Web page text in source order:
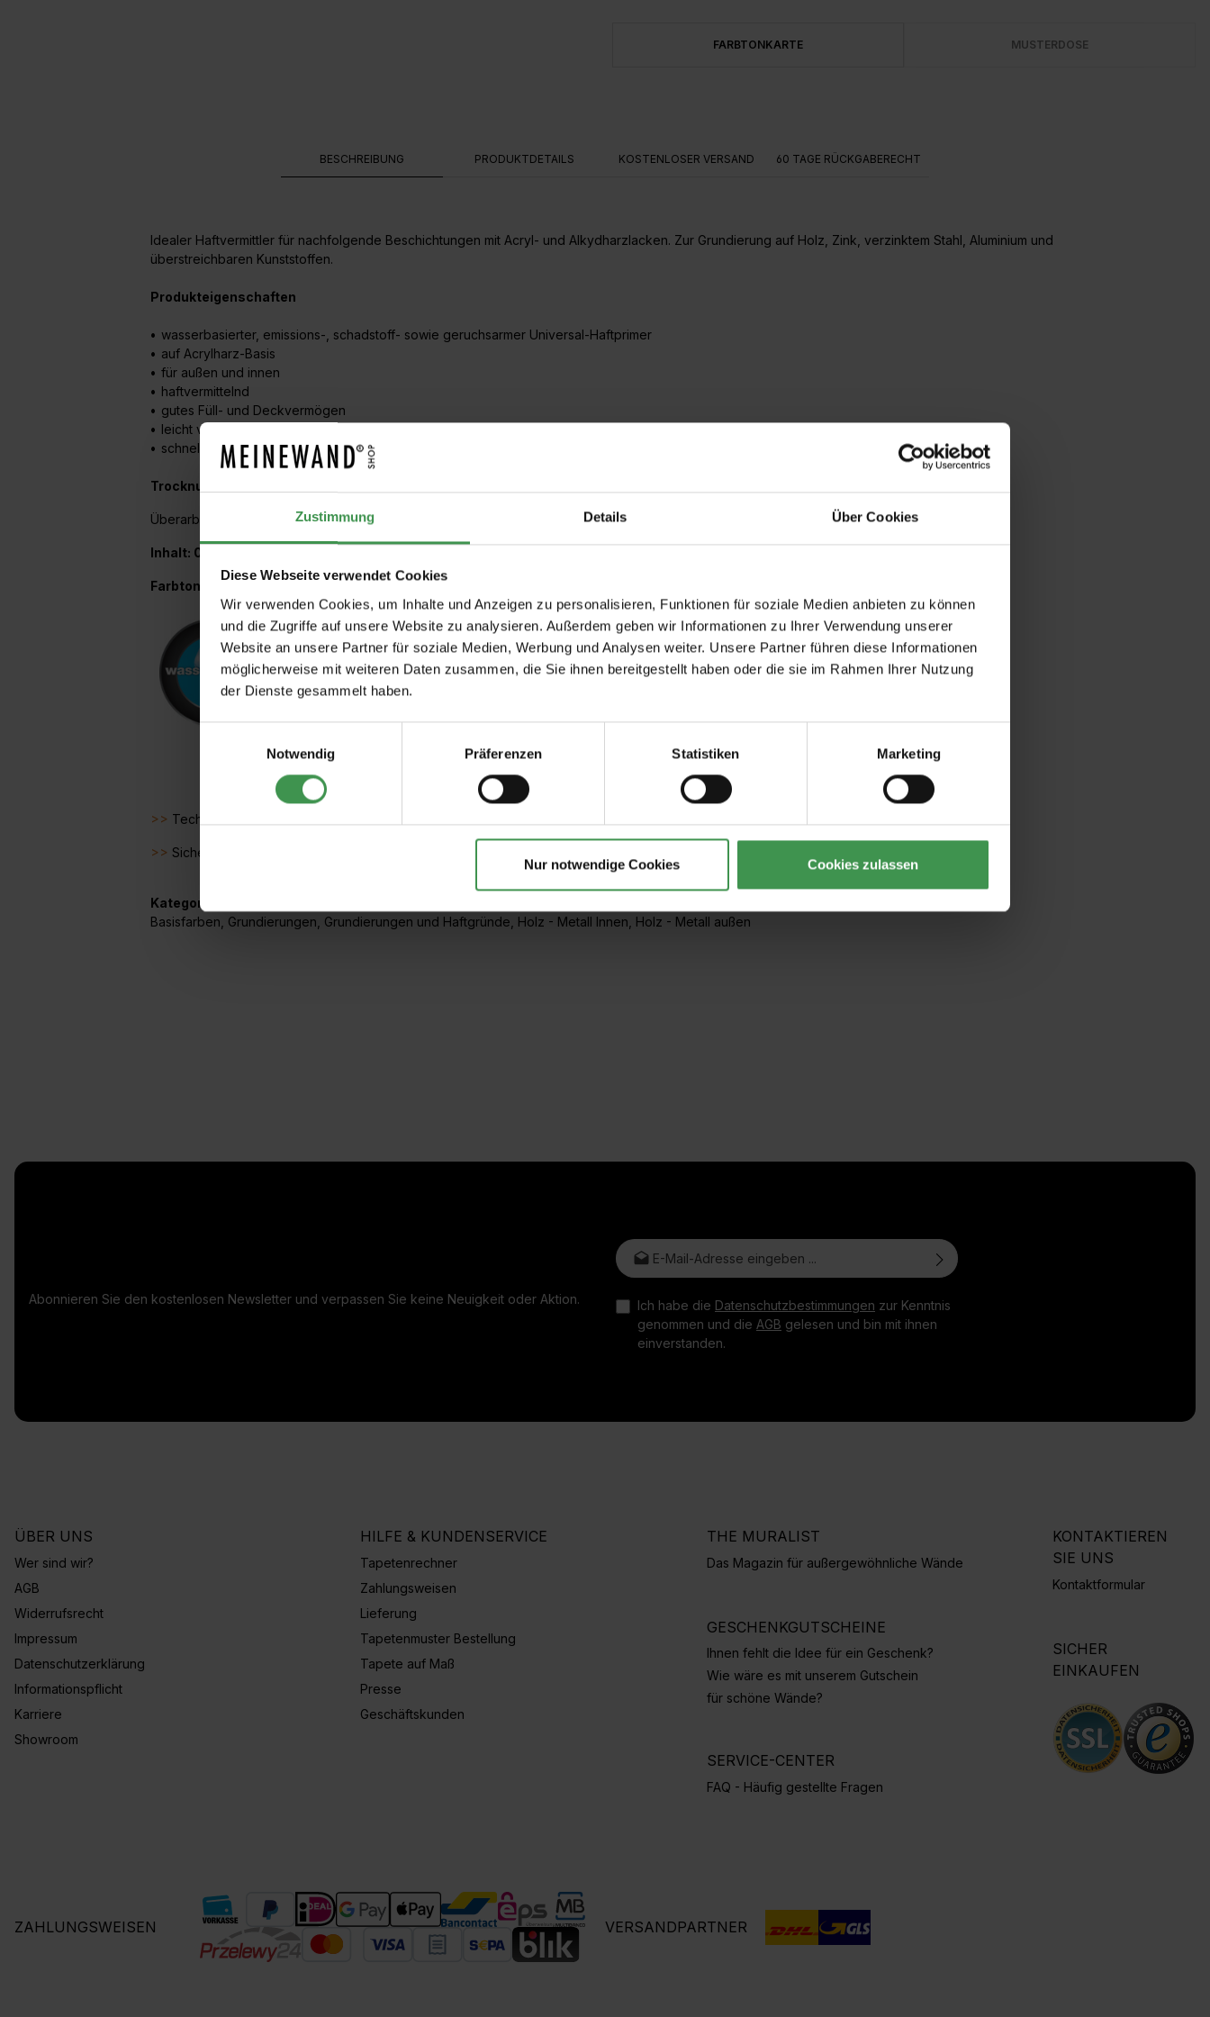
Zustimmung Details Über Cookies
Diese Webseite verwendet Cookies
Wir verwenden Cookies, um Inhalte und Anzeigen zu personalisieren, Funktionen für soziale Medien anbieten zu können
und die Zugriffe auf unsere Website zu analysieren. Außerdem geben wir Informationen zu Ihrer Verwendung unserer
Website an unsere Partner für soziale Medien, Werbung und Analysen weiter. Unsere Partner führen diese Informationen
möglicherweise mit weiteren Daten zusammen, die Sie ihnen bereitgestellt haben oder die sie im Rahmen Ihrer Nutzung
der Dienste gesammelt haben.
Notwendig
Präferenzen Statistiken Marketing
Nur notwendige Cookies Cookies zulassen
FARBTONKARTE MUSTERDOSE
BESCHREIBUNG PRODUKTDETAILS KOSTENLOSER VERSAND 60 TAGE RÜCKGABERECHT
Idealer Haftvermittler für nachfolgende Beschichtungen mit Acryl- und Alkydharzlacken. Zur Grundierung auf Holz, Zink, verzinktem Stahl, Aluminium und
überstreichbaren Kunststoffen.
Produkteigenschaften
• wasserbasierter, emissions-, schadstoff- sowie geruchsarmer Universal-Haftprimer
• auf Acrylharz-Basis
• für außen und innen
• haftvermittelnd
• gutes Füll- und Deckvermögen
• leicht verarbeitbar
• schnell trocknend
Trocknung (+20 °C, 65 % r.F.)
Überarbeitbar mit Acryllacken nach 2-3 Stunden, überarbeitbar mit Alkydharzlacken nach 12 Stunden.
Inhalt: 0,375 Liter
Farbton: weiß
>> Technisches Merkblatt
>> Sicherheitsdatenblatt
Kategorien:
Basisfarben Grundierungen Grundierungen und Haftgründe Holz - Metall Innen Holz - Metall außen
Abonnieren Sie den kostenlosen Newsletter und verpassen Sie keine Neuigkeit oder Aktion.
E-Mail-Adresse*
Ich habe die Datenschutzbestimmungen zur Kenntnis
genommen und die AGB gelesen und bin mit ihnen
einverstanden.
ÜBER UNS
Wer sind wir?
AGB
Widerrufsrecht
Impressum
Datenschutzerklärung
Informationspflicht
Karriere
Showroom
HILFE & KUNDENSERVICE
Tapetenrechner
Zahlungsweisen
Lieferung
Tapetenmuster Bestellung
Tapete auf Maß
Presse
Geschäftskunden
THE MURALIST
Das Magazin für außergewöhnliche Wände
GESCHENKGUTSCHEINE
Ihnen fehlt die Idee für ein Geschenk?
Wie wäre es mit unserem Gutschein
für schöne Wände?
SERVICE-CENTER
FAQ - Häufig gestellte Fragen
KONTAKTIEREN
SIE UNS
Kontaktformular
SICHER
EINKAUFEN
ZAHLUNGSWEISEN VERSANDPARTNER